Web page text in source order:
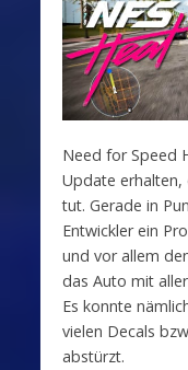
Need for Speed
Update erhalten,
tut. Gerade in
Entwickler ein
und vor allem
das Auto mit
Es konnte
vielen Decals
abstürzt.